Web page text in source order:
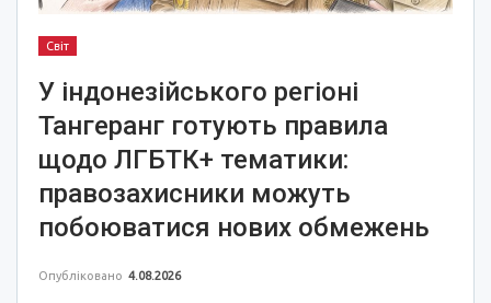
Світ
У індонезійського регіоні
Тангеранг готують правила
щодо ЛГБТК+ тематики:
правозахисники можуть
побоюватися нових обмежень
Опубліковано 4.08.2026